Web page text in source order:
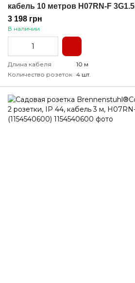
кабель 10 метров H07RN-F
3 198 грн
В наличии
Длина кабеля
10 м
Количество розеток 4 шт.